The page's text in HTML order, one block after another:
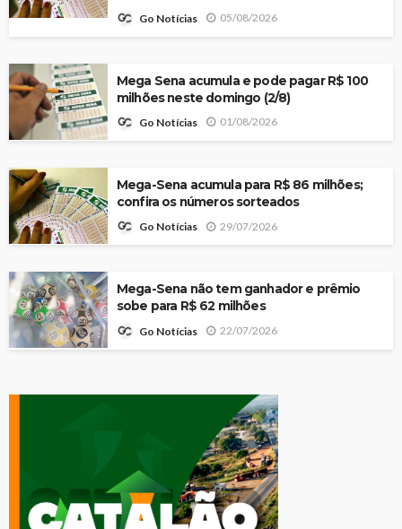
Go Notícias 05/08/2026
Mega Sena acumula e pode pagar R$ 100
milhões neste domingo (2/8)
Go Notícias 01/08/2026
Mega-Sena acumula para R$ 86 milhões;
confira os números sorteados
Go Notícias 29/07/2026
Mega-Sena não tem ganhador e prêmio
sobe para R$ 62 milhões
Go Notícias 22/07/2026